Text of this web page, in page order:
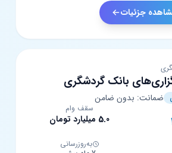
جزئیات
بانک گردشگری
ضمانت: بدون ضامن
سقف وام
5.0 میلیارد تومان
به‌روزرسانی